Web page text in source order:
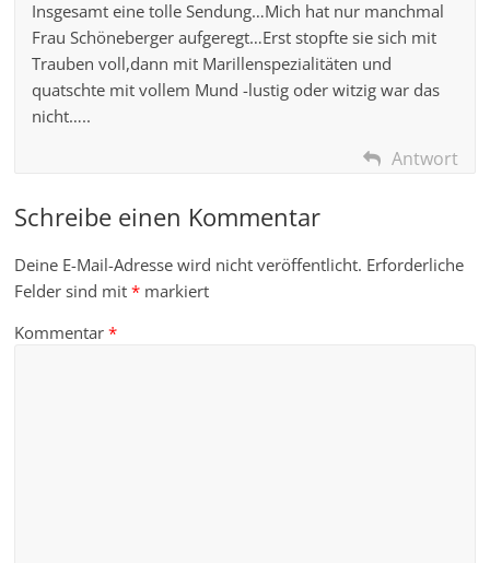
Insgesamt eine tolle Sendung…Mich hat nur manchmal
Frau Schöneberger aufgeregt…Erst stopfte sie sich mit
Trauben voll,dann mit Marillenspezialitäten und
quatschte mit vollem Mund -lustig oder witzig war das
nicht…..
Antwort
Schreibe einen Kommentar
Deine E-Mail-Adresse wird nicht veröffentlicht. Erforderliche
Felder sind mit* markiert
Kommentar*